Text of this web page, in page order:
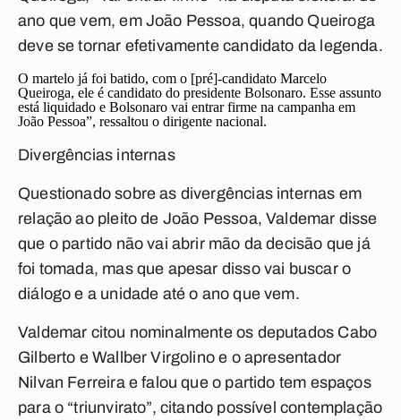
ano que vem, em João Pessoa, quando Queiroga
deve se tornar efetivamente candidato da legenda.
O martelo já foi batido, com o [pré]-candidato Marcelo
Queiroga, ele é candidato do presidente Bolsonaro. Esse assunto
está liquidado e Bolsonaro vai entrar firme na campanha em
João Pessoa”, ressaltou o dirigente nacional.
Divergências internas
Questionado sobre as divergências internas em
relação ao pleito de João Pessoa, Valdemar disse
que o partido não vai abrir mão da decisão que já
foi tomada, mas que apesar disso vai buscar o
diálogo e a unidade até o ano que vem.
Valdemar citou nominalmente os deputados Cabo
Gilberto e Wallber Virgolino e o apresentador
Nilvan Ferreira e falou que o partido tem espaços
para o “triunvirato”, citando possível contemplação